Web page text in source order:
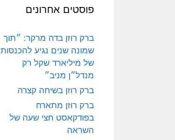
פוסטים אחרונים
ברק רוזן בדה מרקר: ״תוך
שמונה שנים נגיע להכנסות
של מיליארד שקל רק
מנדל״ן מניב״
ברק רוזן בשיחה קצרה
ברק רוזן מתארח
בפודקאסט חצי שעה של
השראה